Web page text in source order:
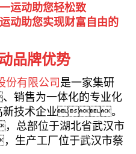
动助您轻松致
助您实现财富自由的
品牌优势
份有限公司 是一家集研
售为一体化的专业化
新技术企业。
总部位于湖北省武汉市
生产工厂位于武汉市蔡